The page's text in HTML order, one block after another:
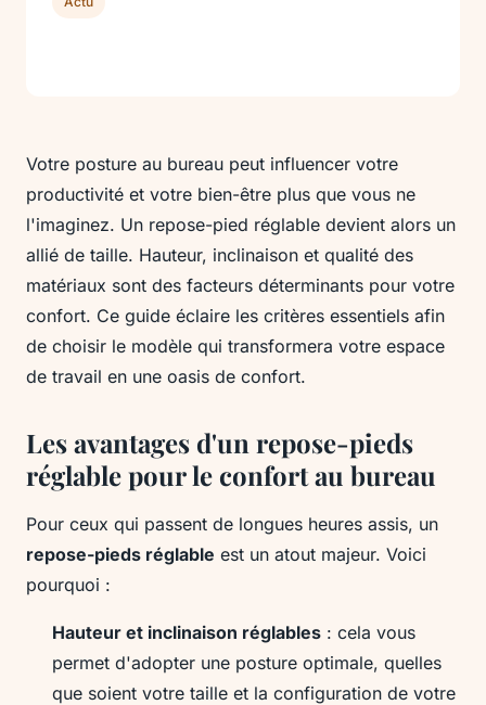
Votre posture au bureau peut influencer votre
productivité et votre bien-être plus que vous ne
l'imaginez. Un repose-pied réglable devient alors un
allié de taille. Hauteur, inclinaison et qualité des
matériaux sont des facteurs déterminants pour votre
confort. Ce guide éclaire les critères essentiels afin
de choisir le modèle qui transformera votre espace
de travail en une oasis de confort.
Les avantages d'un repose-pieds
réglable pour le confort au bureau
Pour ceux qui passent de longues heures assis, un
repose-pieds réglable est un atout majeur. Voici
pourquoi :
Hauteur et inclinaison réglables : cela vous
permet d'adopter une posture optimale, quelles
que soient votre taille et la configuration de votre